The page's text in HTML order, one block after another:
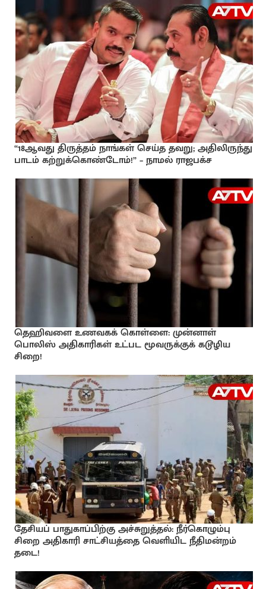
“18ஆவது திருத்தம் நாங்கள் செய்த தவறு; அதிலிருந்து
பாடம் கற்றுக்கொண்டோம்!” – நாமல் ராஜபக்ச
தெஹிவளை உணவகக் கொள்ளை: முன்னாள்
பொலிஸ் அதிகாரிகள் உட்பட மூவருக்குக் கடூழிய
சிறை!
தேசியப் பாதுகாப்பிற்கு அச்சுறுத்தல்: நீர்கொழும்பு
சிறை அதிகாரி சாட்சியத்தை வெளியிட நீதிமன்றம்
தடை!